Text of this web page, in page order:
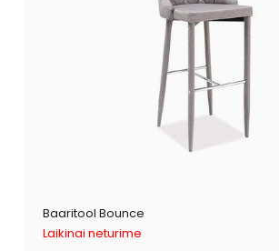
Baaritool Bounce
Laikinai neturime